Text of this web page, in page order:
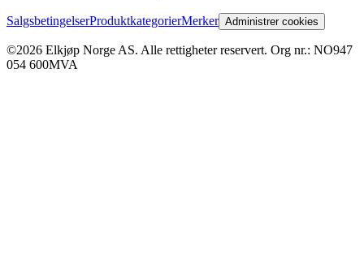
SalgsbetingelserProduktkategorierMerker Administrer cookies
©2026 Elkjøp Norge AS. Alle rettigheter reservert. Org nr.: NO947
054 600MVA